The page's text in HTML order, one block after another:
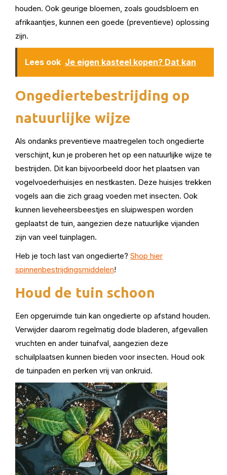
houden. Ook geurige bloemen, zoals goudsbloem en
afrikaantjes, kunnen een goede (preventieve) oplossing
zijn.
Lees ook Je eigen kasteel kopen? Dat kan
Ongediertebestrijding op
natuurlijke wijze
Als ondanks preventieve maatregelen toch ongedierte
verschijnt, kun je proberen het op een natuurlijke wijze te
bestrijden. Dit kan bijvoorbeeld door het plaatsen van
vogelvoederhuisjes en nestkasten. Deze huisjes trekken
vogels aan die zich graag voeden met insecten. Ook
kunnen lieveheersbeestjes en sluipwespen worden
geplaatst de tuin, aangezien deze natuurlijke vijanden
zijn van veel tuinplagen.
Heb je toch last van ongedierte? Shop hier
spinnenbestrijdingsmiddelen!
Houd de tuin schoon
Een opgeruimde tuin kan ongedierte op afstand houden.
Verwijder daarom regelmatig dode bladeren, afgevallen
vruchten en ander tuinafval, aangezien deze
schuilplaatsen kunnen bieden voor insecten. Houd ook
de tuinpaden en perken vrij van onkruid.